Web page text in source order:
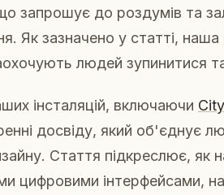
що запрошує до роздумів та
Як зазначено у статті,
людей зупинитися
інсталяцій, включаючи
досвіду, який об'єднує
Стаття підкреслює, як
цифровими інтерфейсами,